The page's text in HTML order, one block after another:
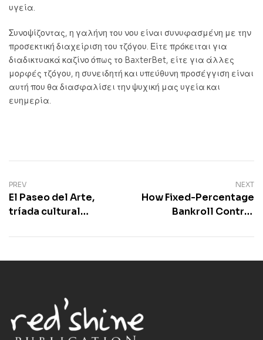
υγεία.
Συνοψίζοντας, η γαλήνη του νου είναι συνυφασμένη με την
προσεκτική διαχείριση του τζόγου. Είτε πρόκειται για
διαδικτυακά καζίνο όπως το BaxterBet, είτε για άλλες
μορφές τζόγου, η συνειδητή και υπεύθυνη προσέγγιση είναι
αυτή που θα διασφαλίσει την ψυχική μας υγεία και
ευημερία.
PREV
El Paseo del Arte,
tríada cultural
NEXT
How Fixed-Percentage
Bankroll Control
Gambling Risk